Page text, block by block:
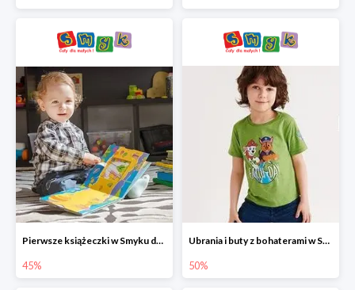
Pierwsze książeczki w Smyku do -45%
45%
Ubrania i buty z bohaterami w Smyku do -50%
50%